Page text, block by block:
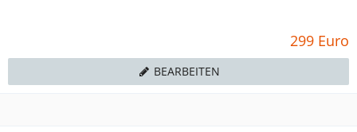
299 Euro
BEARBEITEN